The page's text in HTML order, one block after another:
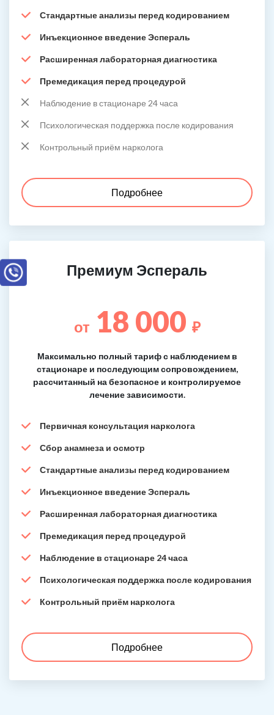
Стандартные анализы перед кодированием
Инъекционное введение Эспераль
Расширенная лабораторная диагностика
Премедикация перед процедурой
Наблюдение в стационаре 24 часа
Психологическая поддержка после кодирования
Контрольный приём нарколога
Подробнее
Премиум Эспераль
от 18 000 ₽
Максимально полный тариф с наблюдением в
стационаре и последующим сопровождением,
рассчитанный на безопасное и контролируемое
лечение зависимости.
Первичная консультация нарколога
Сбор анамнеза и осмотр
Стандартные анализы перед кодированием
Инъекционное введение Эспераль
Расширенная лабораторная диагностика
Премедикация перед процедурой
Наблюдение в стационаре 24 часа
Психологическая поддержка после кодирования
Контрольный приём нарколога
Подробнее